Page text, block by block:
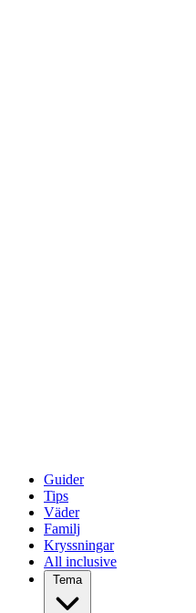
Guider
Tips
Väder
Familj
Kryssningar
All inclusive
Tema